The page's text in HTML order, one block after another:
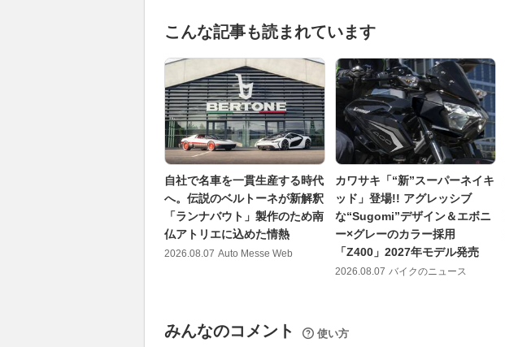
こんな記事も読まれています
自社で名車を一貫生産する時代
へ。伝説のベルトーネが新解釈
「ランナバウト」製作のため南
仏アトリエに込めた情熱
2026.08.07 Auto Messe Web
カワサキ「“新”スーパーネイキ
ッド」登場!! アグレッシブ
な“Sugomi”デザイン＆エボニ
ー×グレーのカラー採用
「Z400」2027年モデル発売
2026.08.07 バイクのニュース
みんなのコメント 使い方